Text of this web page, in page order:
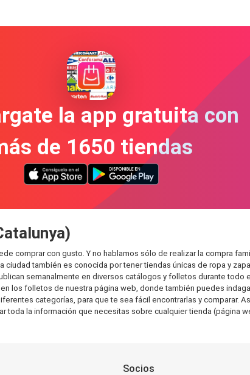
la app gratuita con
de 1650 tiendas
comprar con gusto. Y no hablamos sólo de realizar la compra
también es conocida por tener tiendas únicas de ropa y
semanalmente en diversos catálogos y folletos durante todo
los folletos de nuestra página web, donde también puedes
categorías, para que te sea fácil encontrarlas y comparar.
toda la información que necesitas sobre cualquier tienda (página
Socios